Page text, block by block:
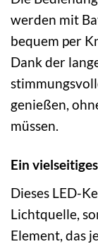
werden mit
bequem per
Dank der
genießen,
müssen.
Ein
Dieses LED-
Lichtquelle,
Element, das